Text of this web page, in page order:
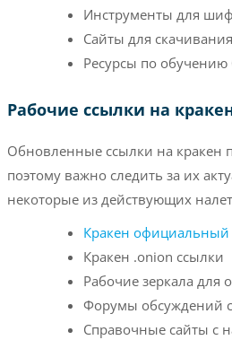
Инструменты для
Сайты для
Ресурсы по обучению
Рабочие ссылки на
Обновленные ссылки на кракен
поэтому важно следить за их
некоторые из действующих
Кракен официальный
Кракен .onion ссылки
Рабочие зеркала для
Форумы обсуждений
Справочные сайты с